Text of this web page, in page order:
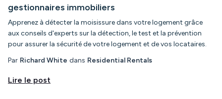
gestionnaires immobiliers
Apprenez à détecter la moisissure dans votre logement grâce
aux conseils d'experts sur la détection, le test et la prévention
pour assurer la sécurité de votre logement et de vos locataires.
Par Richard White dans Residential Rentals
Lire le post